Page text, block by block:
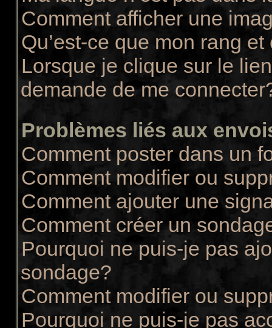
Comment afficher une
Qu’est-ce que mon rang
Lorsque je clique sur le
demande de me
Problèmes liés aux
Comment poster dans un
Comment modifier ou
Comment ajouter une
Comment créer un
Pourquoi ne puis-je pas
sondage?
Comment modifier ou
Pourquoi ne puis-je pas